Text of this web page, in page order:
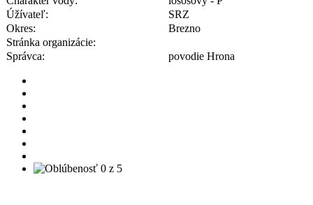
Úžívateľ:
SRZ
Okres:
Brezno
Stránka organizácie:
Správca:
povodie Hrona